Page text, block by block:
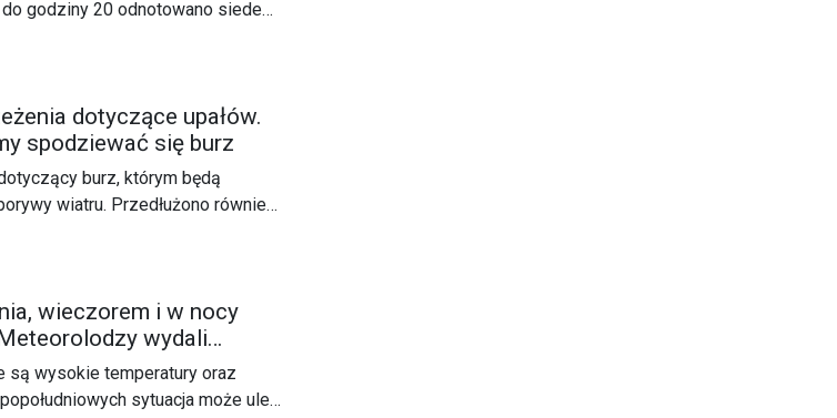
godziny 20 odnotowano siedem
dotyczące upałów.
spodziewać się burz
burz, którym będą
wiatru. Przedłużono również
wieczorem i w nocy
wydali
są wysokie temperatury oraz
sytuacja może ulec